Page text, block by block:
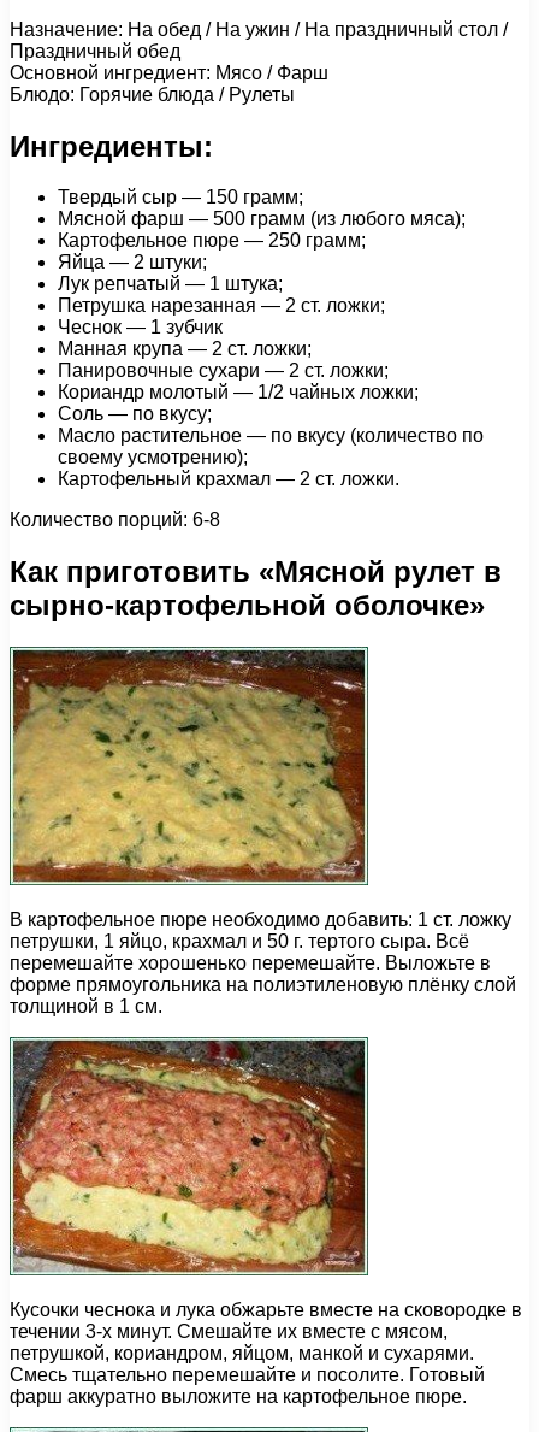
Назначение: На обед / На ужин / На праздничный стол /
Праздничный обед
Основной ингредиент: Мясо / Фарш
Блюдо: Горячие блюда / Рулеты
Ингредиенты:
Твердый сыр — 150 грамм;
Мясной фарш — 500 грамм (из любого мяса);
Картофельное пюре — 250 грамм;
Яйца — 2 штуки;
Лук репчатый — 1 штука;
Петрушка нарезанная — 2 ст. ложки;
Чеснок — 1 зубчик
Манная крупа — 2 ст. ложки;
Панировочные сухари — 2 ст. ложки;
Кориандр молотый — 1/2 чайных ложки;
Соль — по вкусу;
Масло растительное — по вкусу (количество по
своему усмотрению);
Картофельный крахмал — 2 ст. ложки.
Количество порций: 6-8
Как приготовить «Мясной рулет в
сырно-картофельной оболочке»
В картофельное пюре необходимо добавить: 1 ст. ложку
петрушки, 1 яйцо, крахмал и 50 г. тертого сыра. Всё
перемешайте хорошенько перемешайте. Выложьте в
форме прямоугольника на полиэтиленовую плёнку слой
толщиной в 1 см.
Кусочки чеснока и лука обжарьте вместе на сковородке в
течении 3-х минут. Смешайте их вместе с мясом,
петрушкой, кориандром, яйцом, манкой и сухарями.
Смесь тщательно перемешайте и посолите. Готовый
фарш аккуратно выложите на картофельное пюре.